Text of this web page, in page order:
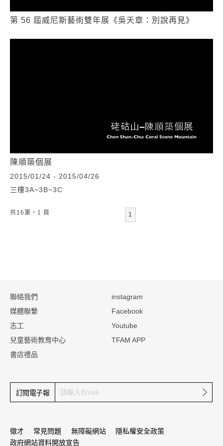
第 56 屆威尼斯藝術雙年展《吳天章：別說再見》
陳順築個展
2015/01/24 - 2015/04/26
三樓3A~3B~3C
1
共16筆，1 頁
聯絡我們
媒體聯繫
志工
兒童藝術教育中心
書店禮品
instagram
Facebook
Youtube
TFAM APP
訂閱電子報 確定
徵才 常見問題 無障礙網站
隱私權安全政策
政府網站資料開放宣告